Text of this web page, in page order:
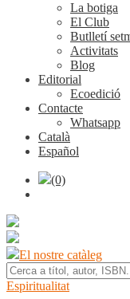
La botiga
El Club
Butlletí
Activitats
Blog
Editorial
Ecoedició
Contacte
Whatsapp
Català
Español
(0)
El nostre catàleg
Espiritualitat